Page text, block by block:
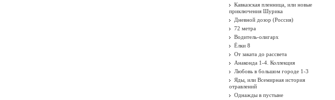
Кавказская пленница, или новые
приключения Шурика
Дневной дозор (Россия)
72 метра
Водитель-олигарх
Ёлки 8
От заката до рассвета
Анаконда 1-4. Коллекция
Любовь в большом городе 1-3
Яды, или Всемирная история
отравлений
Однажды в пустыне